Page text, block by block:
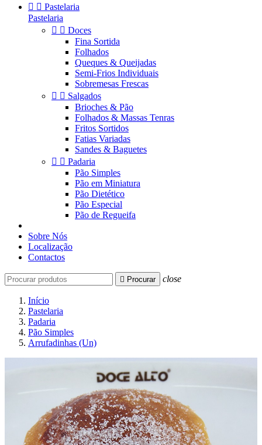
  Pastelaria
Pastelaria
  Doces
Fina Sortida
Folhados
Queques & Queijadas
Semi-Frios Individuais
Sobremesas Frescas
  Salgados
Brioches & Pão
Folhados & Massas Tenras
Fritos Sortidos
Fatias Variadas
Sandes & Baguetes
  Padaria
Pão Simples
Pão em Miniatura
Pão Dietético
Pão Especial
Pão de Regueifa
Sobre Nós
Localização
Contactos
 Procurar close
Início
Pastelaria
Padaria
Pão Simples
Arrufadinhas (Un)